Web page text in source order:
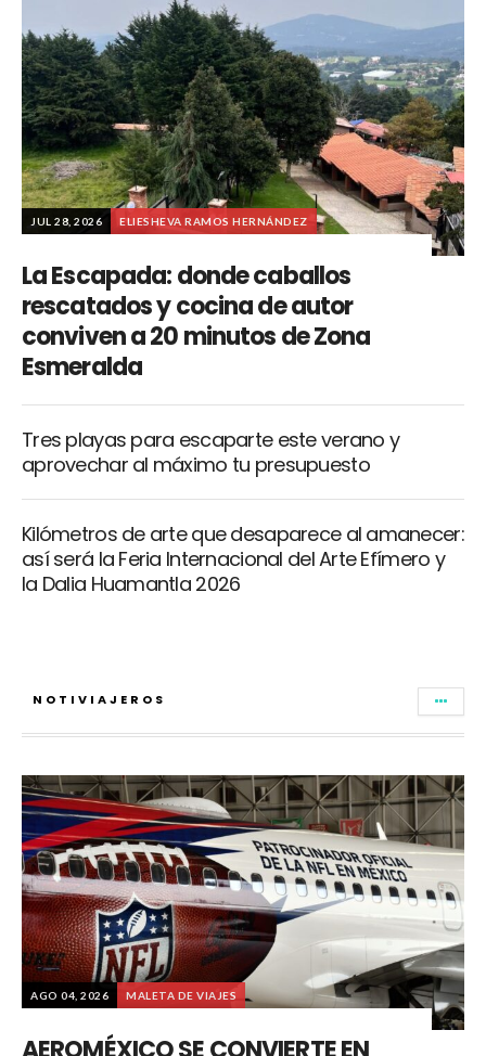
JUL 28, 2026 ELIESHEVA RAMOS HERNÁNDEZ
La Escapada: donde caballos
rescatados y cocina de autor
conviven a 20 minutos de Zona
Esmeralda
Tres playas para escaparte este verano y
aprovechar al máximo tu presupuesto
Kilómetros de arte que desaparece al amanecer:
así será la Feria Internacional del Arte Efímero y
la Dalia Huamantla 2026
NOTIVIAJEROS
AGO 04, 2026 MALETA DE VIAJES